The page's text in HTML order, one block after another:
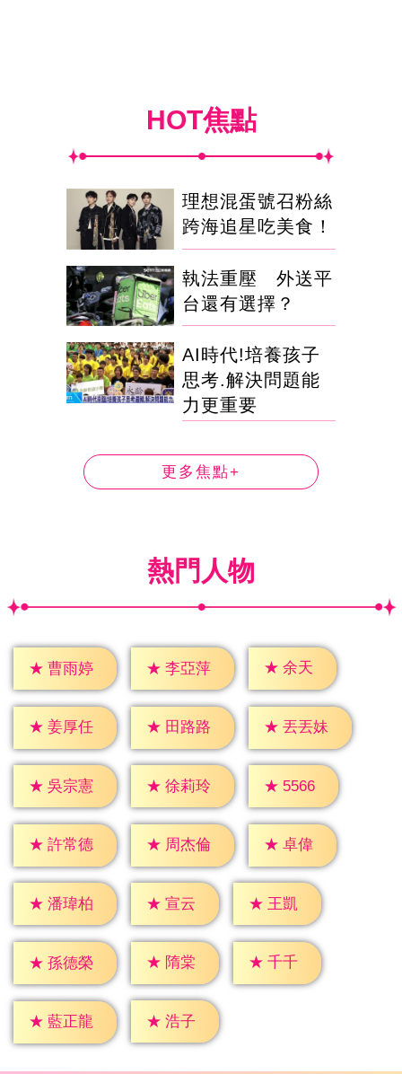
HOT焦點
理想混蛋號召粉絲
跨海追星吃美食！
執法重壓 外送平
台還有選擇？
AI時代!培養孩子
思考.解決問題能
力更重要
更多焦點+
熱門人物
★ 曹雨婷 ★ 李亞萍 ★ 余天
★ 姜厚任 ★ 田路路 ★ 丟丟妹
★ 吳宗憲 ★ 徐莉玲 ★ 5566
★ 許常德 ★ 周杰倫 ★ 卓偉
★ 潘瑋柏 ★ 宣云 ★ 王凱
★ 孫德榮 ★ 隋棠 ★ 千千
★ 藍正龍 ★ 浩子